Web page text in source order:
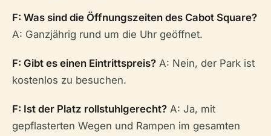
F: Was sind die Öffnungszeiten des Cabot Square?
A: Ganzjährig rund um die Uhr geöffnet.
F: Gibt es einen Eintrittspreis? A: Nein, der Park ist
kostenlos zu besuchen.
F: Ist der Platz rollstuhlgerecht? A: Ja, mit
gepflasterten Wegen und Rampen im gesamten